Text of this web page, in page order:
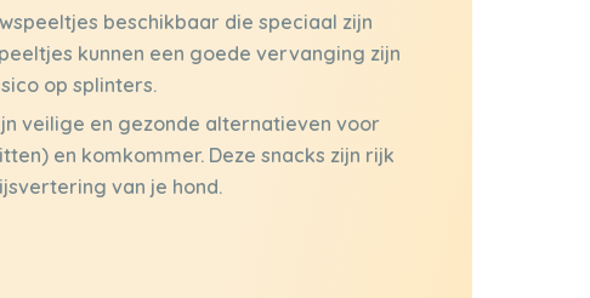
beschikbaar die speciaal zijn
kunnen een goede vervanging zijn
op splinters.
veilige en gezonde alternatieven voor
en komkommer. Deze snacks zijn rijk
van je hond.